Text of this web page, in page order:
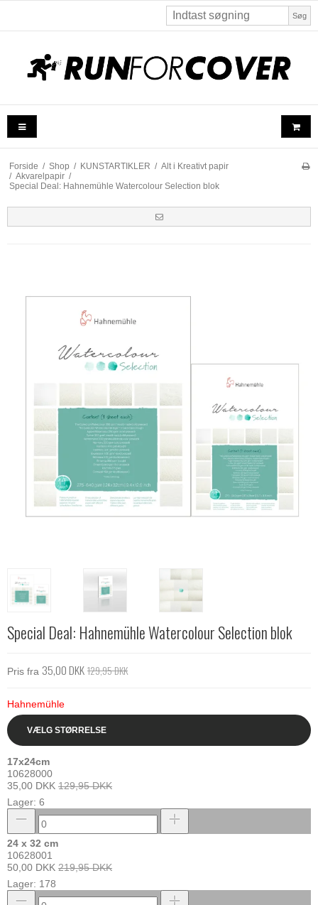
Søg
Forside / Shop / KUNSTARTIKLER / Alt i Kreativt papir
/ Akvarelpapir /
Special Deal: Hahnemühle Watercolour Selection blok
Special Deal: Hahnemühle Watercolour Selection blok
Pris fra 35,00 DKK129,95 DKK
Hahnemühle
VÆLG STØRRELSE
17x24cm
10628000
35,00 DKK 129,95 DKK
Lager: 6
24 x 32 cm
10628001
50,00 DKK 219,95 DKK
Lager: 178